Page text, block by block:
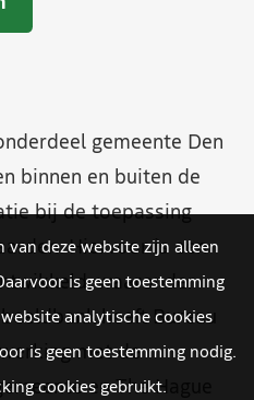
gemeente Den
binnen en buiten de
bij de toepassing
Hiervoor is een
waaronder
heeft Bureau
met de
en The Hague
deze website zijn alleen
is geen toestemming
analytische cookies
is geen toestemming nodig.
cookies gebruikt.